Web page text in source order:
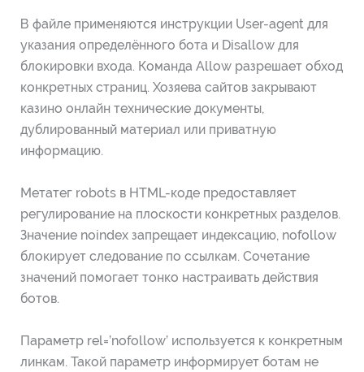
В файле применяются инструкции User-agent для
указания определённого бота и Disallow для
блокировки входа. Команда Allow разрешает обход
конкретных страниц. Хозяева сайтов закрывают
казино онлайн технические документы,
дублированный материал или приватную
информацию.
Метатег robots в HTML-коде предоставляет
регулирование на плоскости конкретных разделов.
Значение noindex запрещает индексацию, nofollow
блокирует следование по ссылкам. Сочетание
значений помогает тонко настраивать действия
ботов.
Параметр rel=’nofollow’ используется к конкретным
линкам. Такой параметр информирует ботам не